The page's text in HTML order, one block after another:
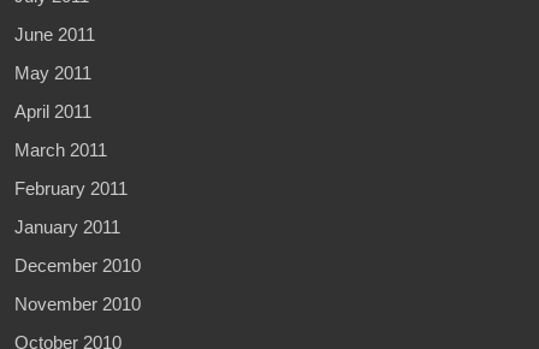
June 2011
May 2011
April 2011
March 2011
February 2011
January 2011
December 2010
November 2010
October 2010